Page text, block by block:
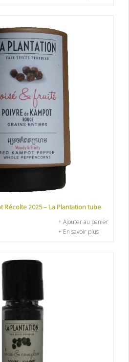
Récolte 2025 – La Plantation tube
+ Ajouter au panier
+ En savoir plus